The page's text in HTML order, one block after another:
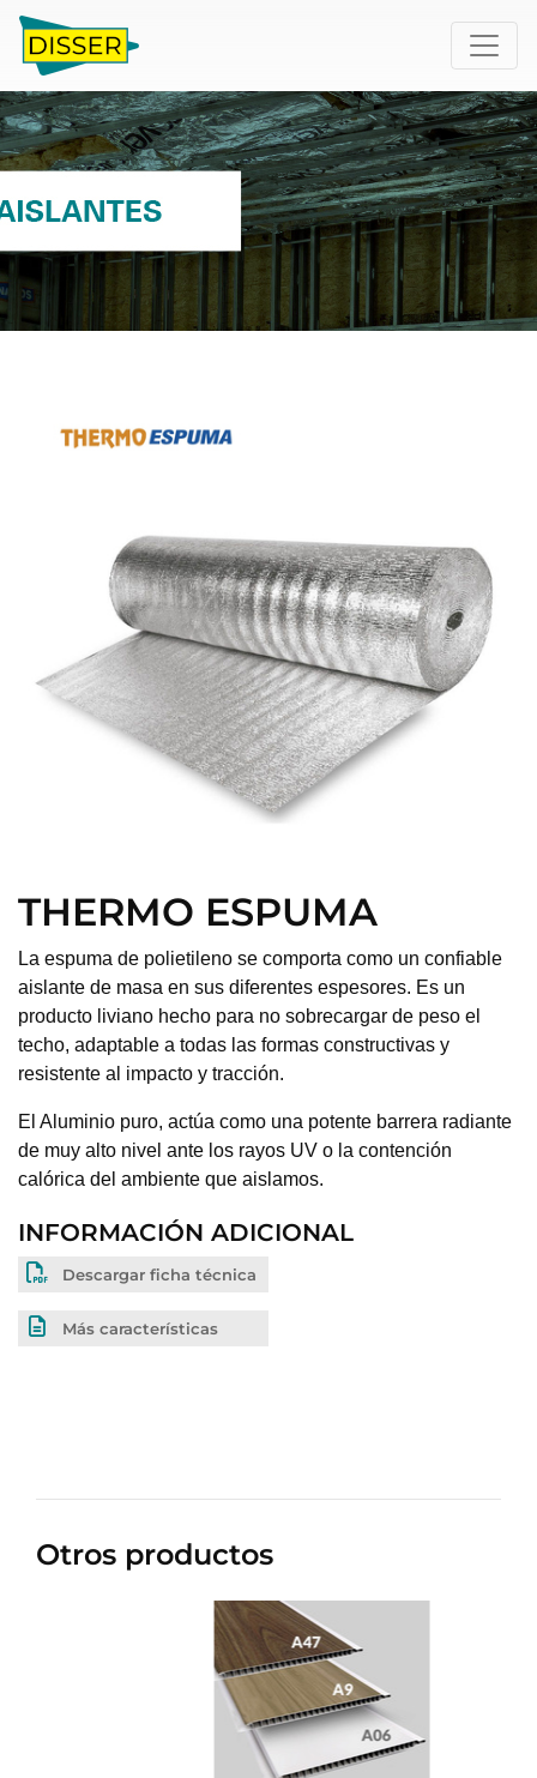
THERMO ESPUMA
La espuma de polietileno se comporta como un confiable
aislante de masa en sus diferentes espesores. Es un
producto liviano hecho para no sobrecargar de peso el
techo, adaptable a todas las formas constructivas y
resistente al impacto y tracción.
El Aluminio puro, actúa como una potente barrera radiante
de muy alto nivel ante los rayos UV o la contención
calórica del ambiente que aislamos.
INFORMACIÓN ADICIONAL
Descargar ficha técnica
Más características
Otros productos